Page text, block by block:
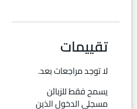
تقييمات
لا توجد مراجعات بعد.
يسمح فقط للزبائن
مسجلي الدخول الذين